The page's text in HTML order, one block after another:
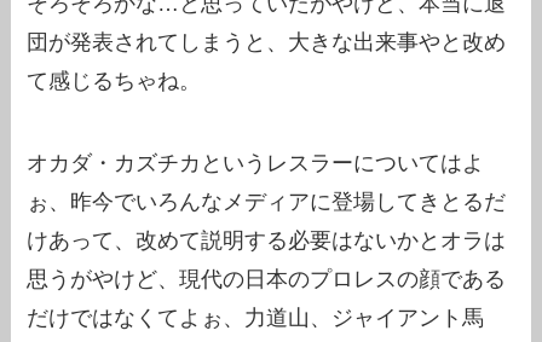
団が発表されてしまうと、大きな出来事やと改め
て感じるちゃね。
オカダ・カズチカというレスラーについてはよ
ぉ、昨今でいろんなメディアに登場してきとるだ
けあって、改めて説明する必要はないかとオラは
思うがやけど、現代の日本のプロレスの顔である
だけではなくてよぉ、力道山、ジャイアント馬